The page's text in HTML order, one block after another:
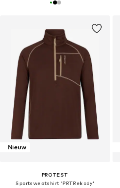
Nieuw
PROTEST
Sportsweatshirt 'PRTRekody'